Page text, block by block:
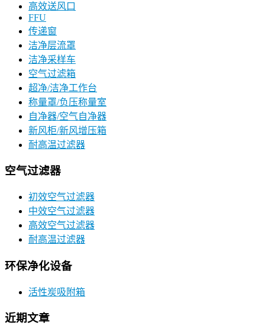
高效送风口
FFU
传递窗
洁净层流罩
洁净采样车
空气过滤箱
超净/洁净工作台
称量罩/负压称量室
自净器/空气自净器
新风柜/新风增压箱
耐高温过滤器
空气过滤器
初效空气过滤器
中效空气过滤器
高效空气过滤器
耐高温过滤器
环保净化设备
活性炭吸附箱
近期文章